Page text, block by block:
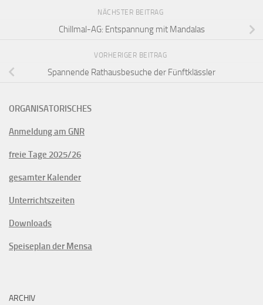
NÄCHSTER BEITRAG
Chillmal-AG: Entspannung mit Mandalas
VORHERIGER BEITRAG
Spannende Rathausbesuche der Fünftklässler
ORGANISATORISCHES
Anmeldung am GNR
freie Tage 2025/26
gesamter Kalender
Unterrichtszeiten
Downloads
Speiseplan der Mensa
ARCHIV